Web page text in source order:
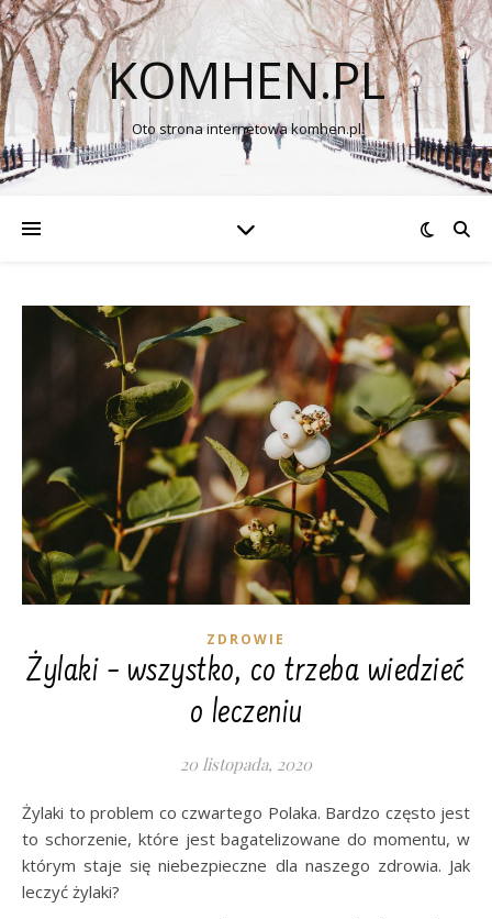
KOMHEN.PL
Oto strona internetowa komhen.pl
ZDROWIE
Żylaki – wszystko, co trzeba wiedzieć
o leczeniu
20 listopada, 2020
Żylaki to problem co czwartego Polaka. Bardzo często jest
to schorzenie, które jest bagatelizowane do momentu, w
którym staje się niebezpieczne dla naszego zdrowia. Jak
leczyć żylaki?